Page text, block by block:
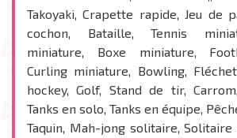
Takoyaki, Crapette rapide, Jeu de
cochon, Bataille, Tennis
miniature, Boxe miniature,
Curling miniature, Bowling,
hockey, Golf, Stand de tir,
Tanks en solo, Tanks en équipe,
Taquin, Mah-jong solitaire,